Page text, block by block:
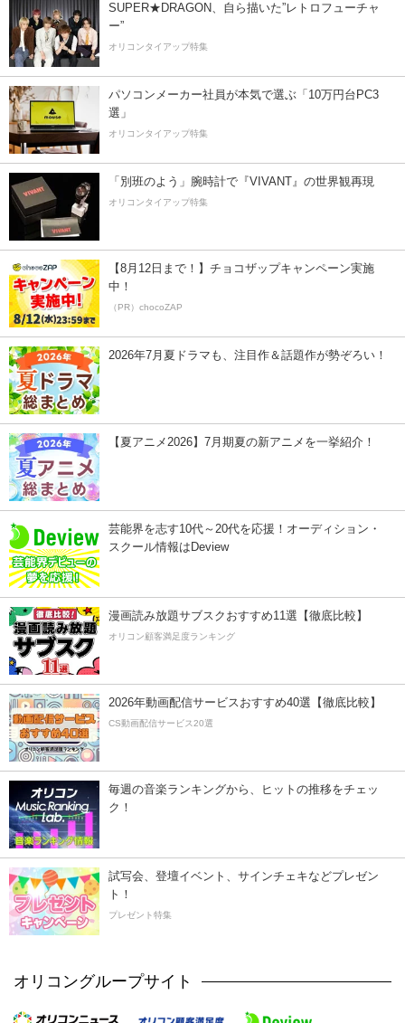
SUPER★DRAGON、自ら描いた”レトロフューチャ
ー”
オリコンタイアップ特集
パソコンメーカー社員が本気で選ぶ「10万円台PC3
選」
オリコンタイアップ特集
「別班のよう」腕時計で『VIVANT』の世界観再現
オリコンタイアップ特集
【8月12日まで！】チョコザップキャンペーン実施
中！
（PR）chocoZAP
2026年7月夏ドラマも、注目作＆話題作が勢ぞろい！
【夏アニメ2026】7月期夏の新アニメを一挙紹介！
芸能界を志す10代～20代を応援！オーディション・
スクール情報はDeview
漫画読み放題サブスクおすすめ11選【徹底比較】
オリコン顧客満足度ランキング
2026年動画配信サービスおすすめ40選【徹底比較】
CS動画配信サービス20選
毎週の音楽ランキングから、ヒットの推移をチェッ
ク！
試写会、登壇イベント、サインチェキなどプレゼン
ト！
プレゼント特集
オリコングループサイト